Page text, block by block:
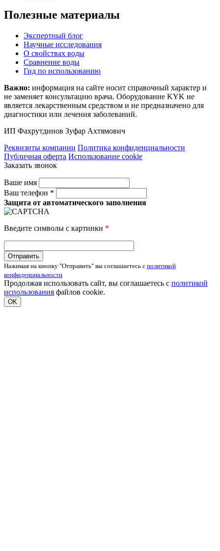
Полезные материалы
Экспертный блог
Научные исследования
О свойствах воды
Сравнение воды
Гид по использованию
Важно: информация на сайте носит справочный характер и
не заменяет консультацию врача. Оборудование KYK не
является лекарственным средством и не предназначено для
диагностики или лечения заболеваний.
ИП Фахрутдинов Зуфар Ахтямович
Реквизиты компании Политика конфиденциальности
Публичная оферта Использование cookie
Заказать звонок
Ваше имя
Ваш телефон *
Защита от автоматического заполнения
Введите символы с картинки *
Нажимая на кнопку "Отправить" вы соглашаетесь с политикой
конфиденциальности
Продолжая использовать сайт, вы соглашаетесь с политикой
использования файлов cookie.
OK